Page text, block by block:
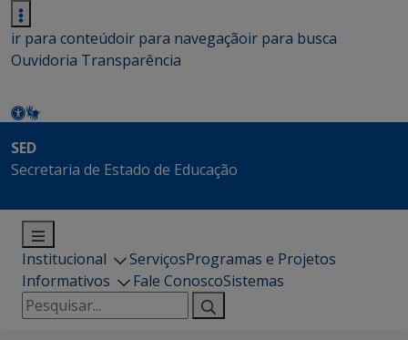
ir para conteúdoir para navegaçãoir para busca
Ouvidoria Transparência
SED
Secretaria de Estado de Educação
Institucional ServiçosProgramas e Projetos
Informativos
Fale ConoscoSistemas
Pesquisar
por: